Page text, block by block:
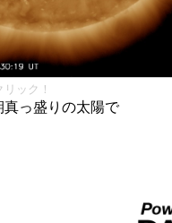
ック！
っ盛りの太陽で